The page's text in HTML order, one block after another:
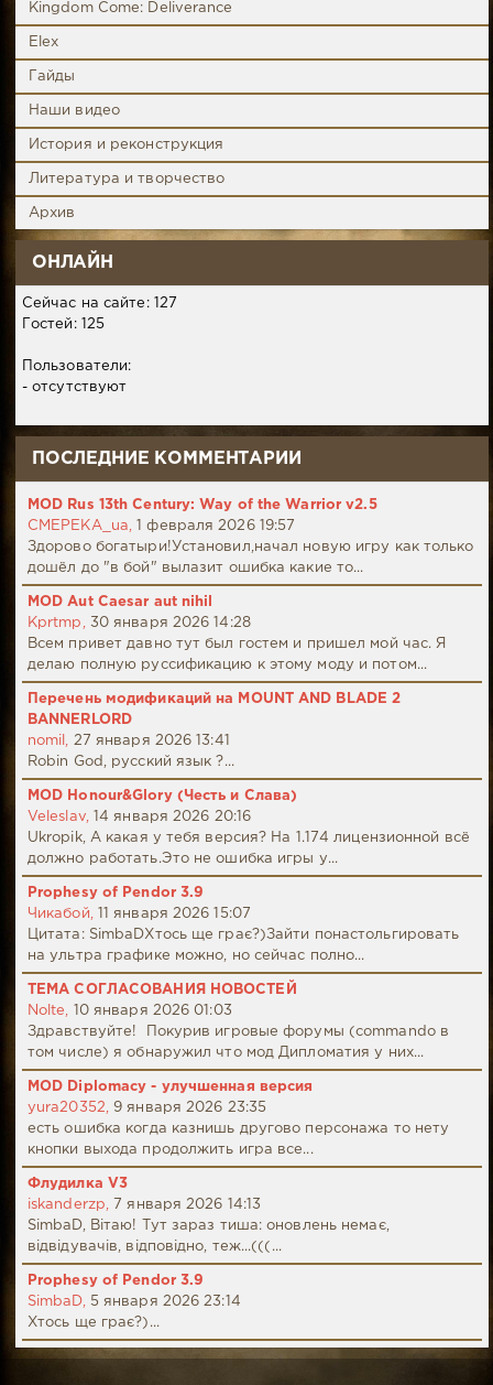
Kingdom Come: Deliverance
Elex
Гайды
Наши видео
История и реконструкция
Литература и творчество
Архив
ОНЛАЙН
Сейчас на сайте: 127
Гостей: 125
Пользователи:
- отсутствуют
ПОСЛЕДНИЕ КОММЕНТАРИИ
MOD Rus 13th Century: Way of the Warrior v2.5
CMEPEKA_ua,
1 февраля 2026 19:57
Здорово богатыри!Установил,начал новую игру как только
дошёл до "в бой" вылазит ошибка какие то...
MOD Aut Caesar aut nihil
Kprtmp,
30 января 2026 14:28
Всем привет давно тут был гостем и пришел мой час. Я
делаю полную руссификацию к этому моду и потом...
Перечень модификаций на MOUNT AND BLADE 2
BANNERLORD
nomil,
27 января 2026 13:41
Robin God, русский язык ?...
MOD Honour&Glory (Честь и Слава)
Veleslav,
14 января 2026 20:16
Ukropik, А какая у тебя версия? На 1.174 лицензионной всё
должно работать.Это не ошибка игры у...
Prophesy of Pendor 3.9
Чикабой,
11 января 2026 15:07
Цитата: SimbaDХтось ще грає?)Зайти понастольгировать
на ультра графике можно, но сейчас полно...
ТЕМА СОГЛАСОВАНИЯ НОВОСТЕЙ
Nolte,
10 января 2026 01:03
Здравствуйте! Покурив игровые форумы (commando в
том числе) я обнаружил что мод Дипломатия у них...
MOD Diplomacy - улучшенная версия
yura20352,
9 января 2026 23:35
есть ошибка когда казнишь другово персонажа то нету
кнопки выхода продолжить игра все...
Флудилка V3
iskanderzp,
7 января 2026 14:13
SimbaD, Вітаю! Тут зараз тиша: оновлень немає,
відвідувачів, відповідно, теж...(((...
Prophesy of Pendor 3.9
SimbaD,
5 января 2026 23:14
Хтось ще грає?)...